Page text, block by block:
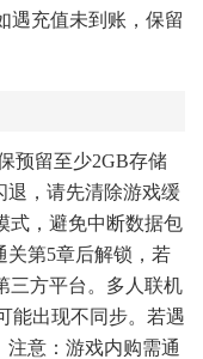
遇充值未到账，保留
预留至少2GB存储
退，请先清除游戏缓
式，避免中断数据包
关第5章后解锁，若
三方平台。多人联机
能出现不同步。若遇
注意：游戏内购需通